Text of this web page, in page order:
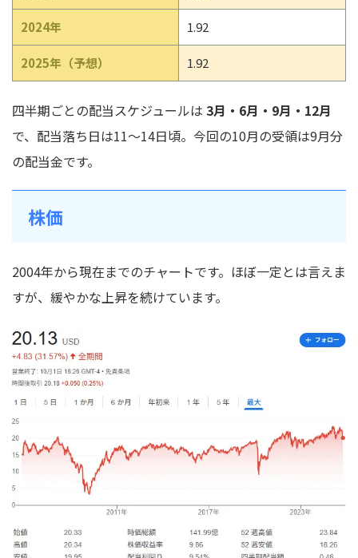
2024年 1.92
2025年（予想） 1.92
四半期ごとの配当スケジュールは 3月・6月・9月・12月
で、配当落ち日は11〜14日頃。今回の10月の受領は9月分
の配当金です。
株価
2004年から現在までのチャートです。ほぼ一定とは言えま
すが、緩やかな上昇を続けています。